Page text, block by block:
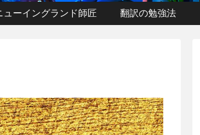
ューイングランド師匠 翻訳の勉強法